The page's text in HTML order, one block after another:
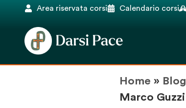
Area riservata corsi Calendario corsi
Home » Blog
Marco Guzzi